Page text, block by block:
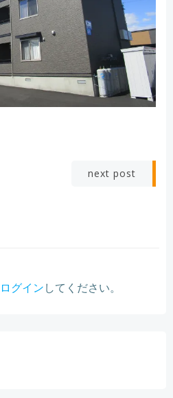
next post
ログインしてください。